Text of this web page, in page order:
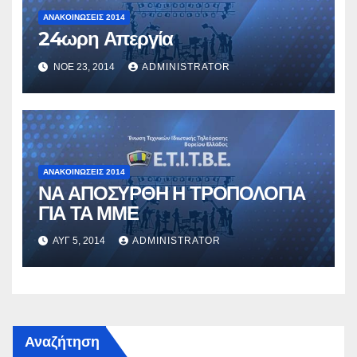
ΑΝΑΚΟΙΝΏΣΕΙΣ 2014
24ωρη Απεργία
ΝΟΈ 23, 2014 ADMINISTRATOR
ΑΝΑΚΟΙΝΏΣΕΙΣ 2014
ΝΑ ΑΠΟΣΥΡΘΗ Η ΤΡΟΠΟΛΟΓΙΑ
ΓΙΑ ΤΑ ΜΜΕ
ΑΥΓ 5, 2014 ADMINISTRATOR
Αναζήτηση